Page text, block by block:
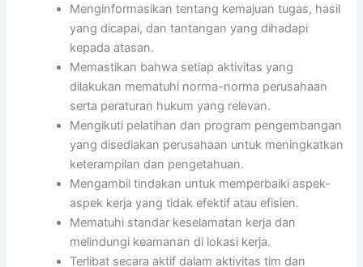
Menginformasikan tentang kemajuan tugas, hasil
yang dicapai, dan tantangan yang dihadapi
kepada atasan.
Memastikan bahwa setiap aktivitas yang
dilakukan mematuhi norma-norma perusahaan
serta peraturan hukum yang relevan.
Mengikuti pelatihan dan program pengembangan
yang disediakan perusahaan untuk meningkatkan
keterampilan dan pengetahuan.
Mengambil tindakan untuk memperbaiki aspek-
aspek kerja yang tidak efektif atau efisien.
Mematuhi standar keselamatan kerja dan
melindungi keamanan di lokasi kerja.
Terlibat secara aktif dalam aktivitas tim dan